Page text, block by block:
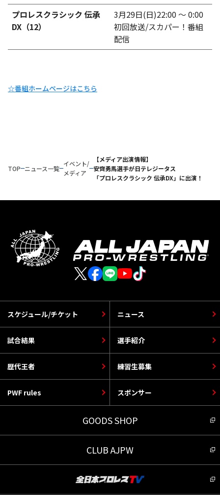
プロレスクラシック 伝承
DX（12）
3月29日(日)22:00 ～ 0:00
初回放送/スカパー！番組
配信
☆番組ホームページはこちら
TOP ニュース一覧
イベント/
メディア
【メディア出演情報】
安齊勇馬選手が日テレジータス
「プロレスクラシック 伝承DX」に出演！
スケジュール/チケット
選手紹介
PWF rules
ニュース
歴代王者
スポンサー
試合結果
練習生募集
GOODS SHOP
CLUB AJPW